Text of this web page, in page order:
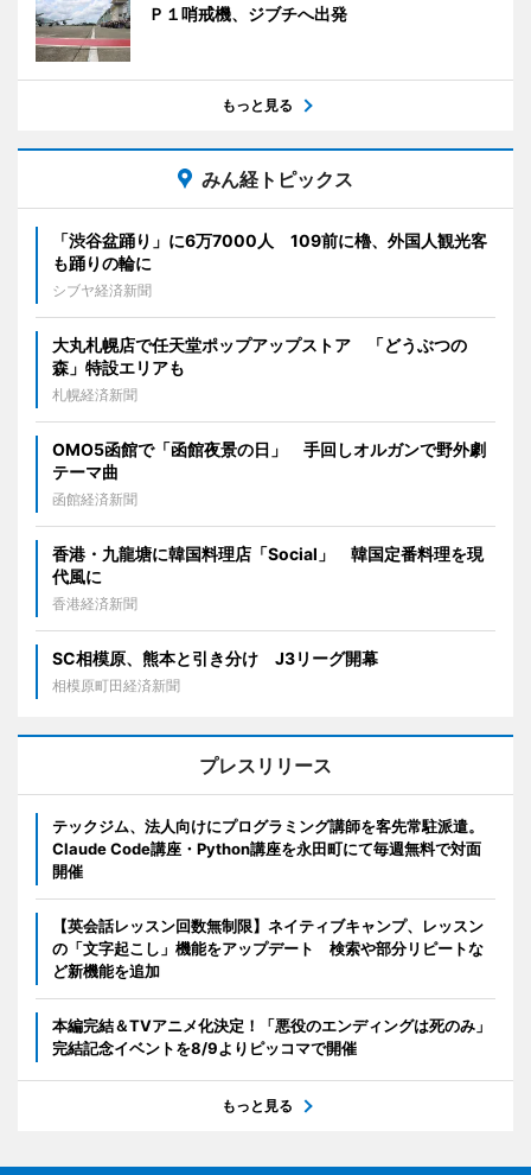
Ｐ１哨戒機、ジブチへ出発
もっと見る
みん経トピックス
「渋谷盆踊り」に6万7000人 109前に櫓、外国人観光客
も踊りの輪に
シブヤ経済新聞
大丸札幌店で任天堂ポップアップストア 「どうぶつの
森」特設エリアも
札幌経済新聞
OMO5函館で「函館夜景の日」 手回しオルガンで野外劇
テーマ曲
函館経済新聞
香港・九龍塘に韓国料理店「Social」 韓国定番料理を現
代風に
香港経済新聞
SC相模原、熊本と引き分け J3リーグ開幕
相模原町田経済新聞
プレスリリース
テックジム、法人向けにプログラミング講師を客先常駐派遣。
Claude Code講座・Python講座を永田町にて毎週無料で対面
開催
【英会話レッスン回数無制限】ネイティブキャンプ、レッスン
の「文字起こし」機能をアップデート 検索や部分リピートな
ど新機能を追加
本編完結＆TVアニメ化決定！「悪役のエンディングは死のみ」
完結記念イベントを8/9よりピッコマで開催
もっと見る